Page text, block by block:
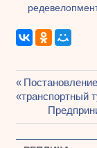
по
записям
Предыдущая
запись:
«транспортный
запись: